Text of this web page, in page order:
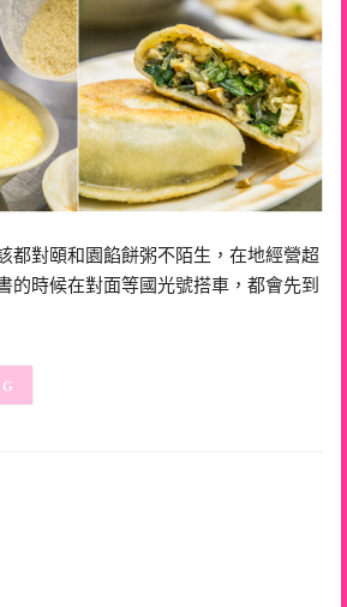
都對頤和園餡餅粥不陌生，在地經營超
的時候在對面等國光號搭車，都會先到